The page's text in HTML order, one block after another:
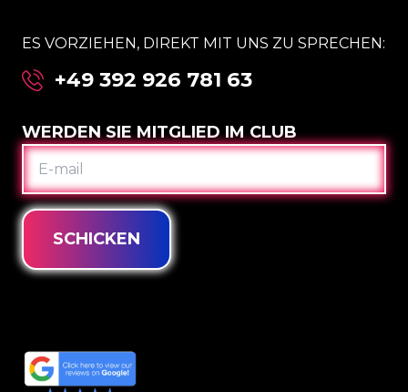
ES VORZIEHEN, DIREKT MIT UNS ZU SPRECHEN:
+49 392 926 781 63
WERDEN SIE MITGLIED IM CLUB
E-
MAIL
SCHICKEN